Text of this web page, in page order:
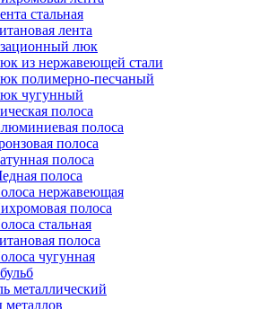
стальная
лента
люк
из нержавеющей стали
полимерно-песчаный
чугунный
полоса
полоса
полоса
полоса
полоса
нержавеющая
полоса
стальная
полоса
чугунная
металлический